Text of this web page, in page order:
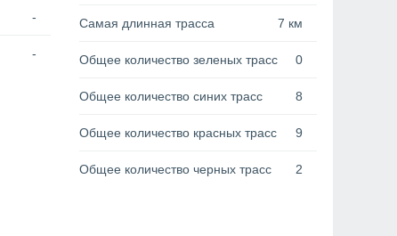
-
-
Самая длинная трасса 7 км
Общее количество зеленых трасс 0
Общее количество синих трасс 8
Общее количество красных трасс 9
Общее количество черных трасс 2